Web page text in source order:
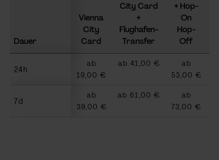
Dauer
Vienna
City
Card
City Card
+
Flughafen-
Transfer
+ Hop-
On
Hop-
Off
24h
ab
19,00 €
ab 41,00 €
ab
53,00 €
7d
ab
39,00 €
ab 61,00 €
ab
73,00 €